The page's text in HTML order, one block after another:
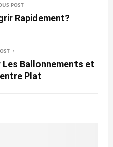
POST
Rapidement?
Ballonnements et
Plat